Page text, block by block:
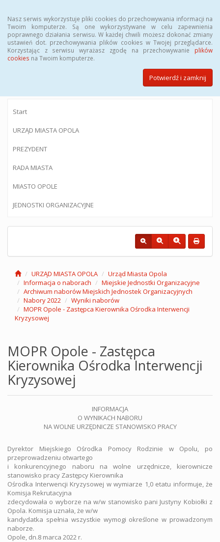
Nasz serwis wykorzystuje pliki cookies do przechowywania informacji na
Twoim komputerze. Są one wykorzystywane w celu zapewnienia
poprawnego działania serwisu. W każdej chwili możesz dokonać zmiany
ustawień dot. przechowywania plików cookies w Twojej przeglądarce.
Korzystając z serwisu wyrażasz zgodę na przechowywanie plików
cookies na Twoim komputerze.
Potwierdź i zamknij
BIULETYN INFORMACJI PUBLICZNEJ
Urzędu Miasta Opola
Start
URZĄD MIASTA OPOLA
PREZYDENT
RADA MIASTA
MIASTO OPOLE
JEDNOSTKI ORGANIZACYJNE
URZĄD MIASTA OPOLA
Urząd Miasta Opola
Informacja o naborach
Miejskie Jednostki Organizacyjne
Archiwum naborów Miejskich Jednostek Organizacyjnych
Nabory 2022
Wyniki naborów
MOPR Opole - Zastępca Kierownika Ośrodka Interwencji
Kryzysowej
MOPR Opole - Zastępca
Kierownika Ośrodka Interwencji
Kryzysowej
INFORMACJA
O WYNIKACH NABORU
NA WOLNE URZĘDNICZE STANOWISKO PRACY
Dyrektor Miejskiego Ośrodka Pomocy Rodzinie w Opolu, po
przeprowadzeniu otwartego
i konkurencyjnego naboru na wolne urzędnicze, kierownicze
stanowisko pracy Zastępcy Kierownika
Ośrodka Interwencji Kryzysowej w wymiarze 1,0 etatu informuje, że
Komisja Rekrutacyjna
zdecydowała o wyborze na w/w stanowisko pani Justyny Kobiołki z
Opola. Komisja uznała, że w/w
kandydatka spełnia wszystkie wymogi określone w prowadzonym
naborze.
Opole, dn.8 marca 2022 r.